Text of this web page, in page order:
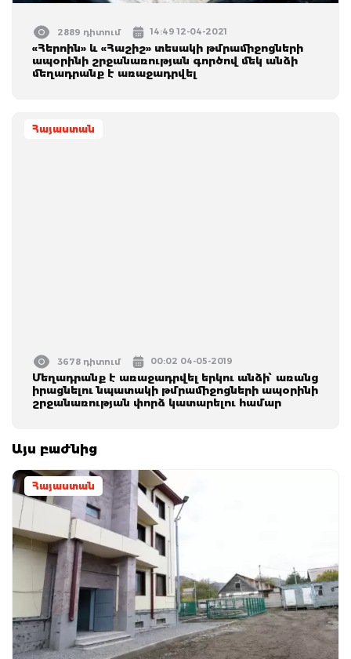
2889 դիտում 14:49 12-04-2021
«Հերոին» և «Հաշիշ» տեսակի թմրամիջոցների
ապօրինի շրջանառության գործով մեկ անձի
մեղադրանք է առաջադրվել
Հայաստան
3678 դիտում 00:02 04-05-2019
Մեղադրանք է առաջադրվել երկու անձի՝ առանց
իրացնելու նպատակի թմրամիջոցների ապօրինի
շրջանառության փորձ կատարելու համար
Այս բաժնից
Հայաստան